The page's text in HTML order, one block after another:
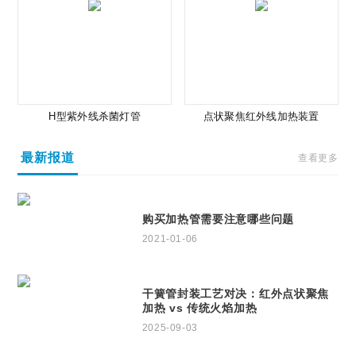
H型紫外线杀菌灯管 点状聚焦红外线加热装置
最新报道 查看更多
购买加热管需要注意哪些问题
2021-01-06
干簧管封装工艺对决：红外点状聚焦
加热 vs 传统火焰加热
2025-09-03